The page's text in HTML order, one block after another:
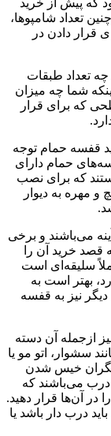
که پیش از خرید
تعداد شامپوها،
قرار دادن در
چه تعداد طبقات
شما چه میزان
که برای قرار
قفسه حمام توجه
حمام دارای
که برای نصب
و مهره به دیوار
می‌باشند و برخی
قصد خرید آن را
سلیقه‌ای است
بهتر است به
دیگر نیز به قفسه
ازجمله آن دسته
سشوار، اتو مو یا
نگران خیس شدن
درب می‌باشند که
در آن‌ها قرار دهید.
درب دار باشد یا